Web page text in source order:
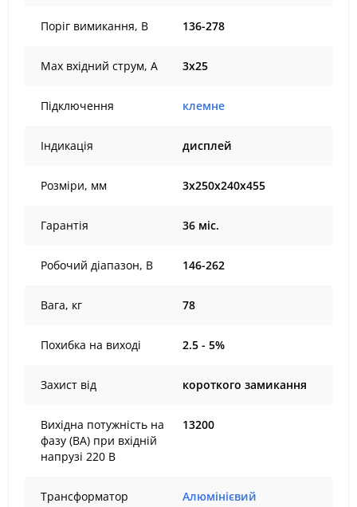
Поріг вимикання, В 136-278
Max вхідний струм, А 3х25
Підключення клемне
Індикація дисплей
Розміри, мм 3х250х240х455
Гарантія 36 міс.
Робочий діапазон, В 146-262
Вага, кг 78
Похибка на виході 2.5 - 5%
Захист від короткого замикання
Вихідна потужність на
фазу (ВА) при вхідній
напрузі 220 В
13200
Трансформатор Алюмінієвий